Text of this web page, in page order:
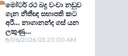
මෝටර් රථ බදු වංචා නඩුව
ගැන නීතීඥ සභාපති කට
අරී... නාගානන්ද ගස් යන
ලකුණු...
8/06/2026 03:20:00 AM